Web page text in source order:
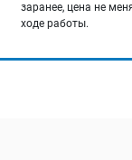
заранее, цена не
ходе работы.